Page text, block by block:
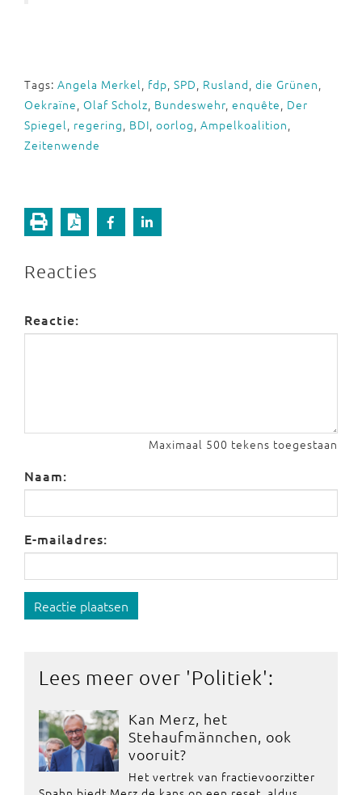
Tags: Angela Merkel fdp SPD Rusland die Grünen
Oekraïne Olaf Scholz Bundeswehr enquête Der
Spiegel regering BDI oorlog Ampelkoalition
Zeitenwende
Reacties
Reactie:
Maximaal 500 tekens toegestaan
Naam:
E-mailadres:
Reactie plaatsen
Lees meer over 'Politiek':
Kan Merz, het
Stehaufmännchen, ook
vooruit?
Het vertrek van fractievoorzitter